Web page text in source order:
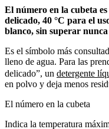
El número en la cubeta
delicado, 40 °C para el
blanco, sin superar
Es el símbolo más
lleno de agua. Para las
delicado”, un detergente
en polvo y deja menos
El número en la cubeta
Indica la temperatura